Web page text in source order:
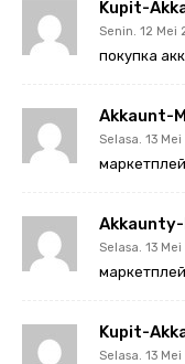
Kupit-
Senin. 12 Mei
покупка
Akkaunt-
Selasa. 13
Selasa. 13
Kupit-
Selasa. 13